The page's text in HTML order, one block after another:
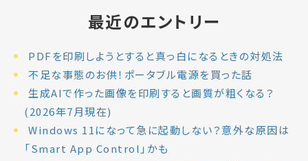
最近のエントリー
PDFを印刷しようとすると真っ白になるときの対処法
不足な事態のお供！ポータブル電源を買った話
生成AIで作った画像を印刷すると画質が粗くなる？
(2026年7月現在)
Windows 11になって急に起動しない？意外な原因は
「Smart App Control」かも